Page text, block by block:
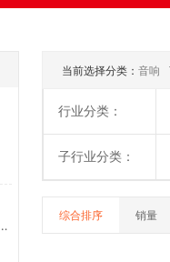
当前选择分类：音响
行业分类：
子行业分类：
综合排序 销量